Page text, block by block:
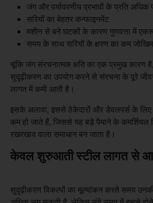
जंग और पर्यावरणीय प्रभावों के प्रति अधिक
सरियों का बेहतर कन्फाइनमेंट
मशीन से बने घटकों के कारण गुणवत्ता में
समय के साथ सरियों के क्षरण का कम जोखिम
चूंकि जंग संरचनात्मक क्षति का एक प्रमुख कारण
सुदृढ़ीकरण का उपयोग करने से संरचना के पूरे
लागत में कमी आती है।
इसके अलावा, इससे ठेकेदारों और डेवलपर्स के
कम हो जाते हैं, जिससे यह बड़े पैमाने के कमर्शियल
रखरखाव वाला समाधान बन जाता है।
केवल शुरुआती स्टील लागत से
सुदृढ़ीकरण विकल्पों का मूल्यांकन करते समय उनकी